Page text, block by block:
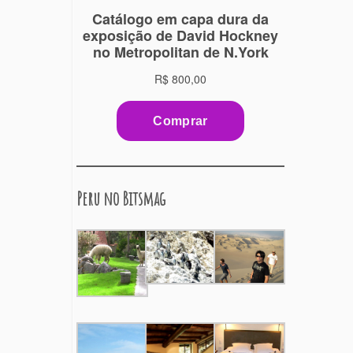
Peru no Bitsmag